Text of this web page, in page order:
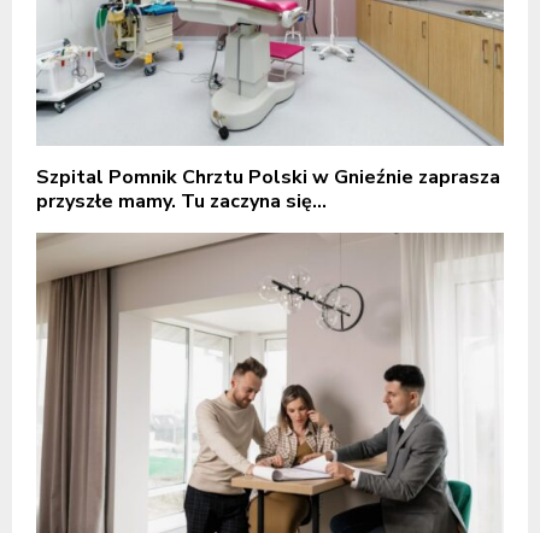
Szpital Pomnik Chrztu Polski w Gnieźnie zaprasza
przyszłe mamy. Tu zaczyna się...